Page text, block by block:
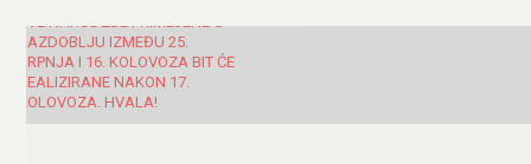
SVE NARUDŽBE PRIMLJENE U
RAZDOBLJU IZMEĐU 25.
SRPNJA I 16. KOLOVOZA BIT ĆE
REALIZIRANE NAKON 17.
KOLOVOZA. HVALA!